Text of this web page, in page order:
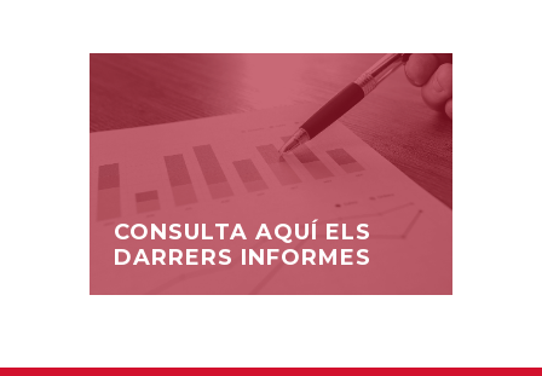
CONSULTA AQUÍ ELS
DARRERS INFORMES